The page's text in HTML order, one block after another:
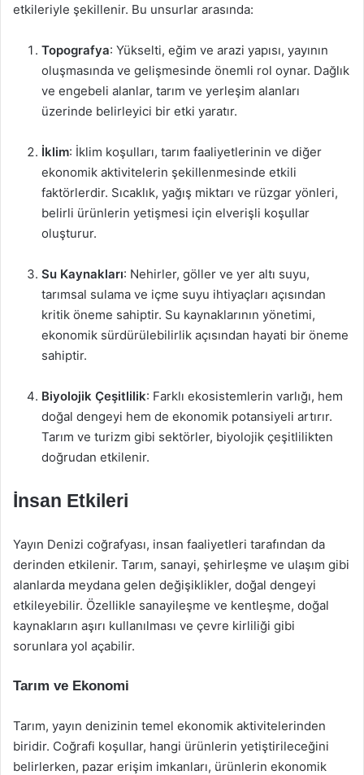
etkileriyle şekillenir. Bu unsurlar arasında:
Topografya: Yükselti, eğim ve arazi yapısı, yayının
oluşmasında ve gelişmesinde önemli rol oynar. Dağlık
ve engebeli alanlar, tarım ve yerleşim alanları
üzerinde belirleyici bir etki yaratır.
İklim: İklim koşulları, tarım faaliyetlerinin ve diğer
ekonomik aktivitelerin şekillenmesinde etkili
faktörlerdir. Sıcaklık, yağış miktarı ve rüzgar yönleri,
belirli ürünlerin yetişmesi için elverişli koşullar
oluşturur.
Su Kaynakları: Nehirler, göller ve yer altı suyu,
tarımsal sulama ve içme suyu ihtiyaçları açısından
kritik öneme sahiptir. Su kaynaklarının yönetimi,
ekonomik sürdürülebilirlik açısından hayati bir öneme
sahiptir.
Biyolojik Çeşitlilik: Farklı ekosistemlerin varlığı, hem
doğal dengeyi hem de ekonomik potansiyeli artırır.
Tarım ve turizm gibi sektörler, biyolojik çeşitlilikten
doğrudan etkilenir.
İnsan Etkileri
Yayın Denizi coğrafyası, insan faaliyetleri tarafından da
derinden etkilenir. Tarım, sanayi, şehirleşme ve ulaşım gibi
alanlarda meydana gelen değişiklikler, doğal dengeyi
etkileyebilir. Özellikle sanayileşme ve kentleşme, doğal
kaynakların aşırı kullanılması ve çevre kirliliği gibi
sorunlara yol açabilir.
Tarım ve Ekonomi
Tarım, yayın denizinin temel ekonomik aktivitelerinden
biridir. Coğrafi koşullar, hangi ürünlerin yetiştirileceğini
belirlerken, pazar erişim imkanları, ürünlerin ekonomik